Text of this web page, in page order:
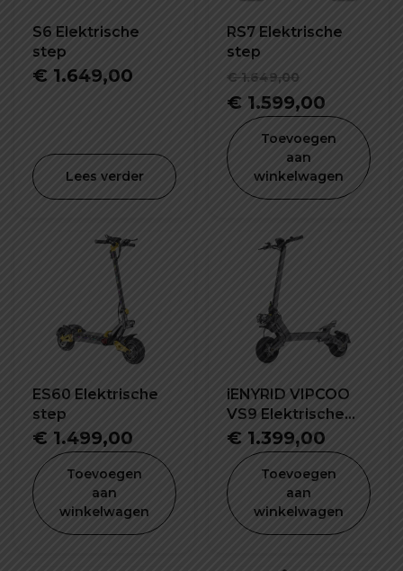
S6 Elektrische
step
€ 1.649,00
Lees verder
RS7 Elektrische
step
€1.649,00
prijs
was:
€
€ 1.599,00
prijs
€
Toevoegen
aan
winkelwagen
ES60 Elektrische
step
€ 1.499,00
Toevoegen
aan
winkelwagen
iENYRID VIPCOO
VS9 Elektrische
step
€ 1.399,00
Toevoegen
aan
winkelwagen